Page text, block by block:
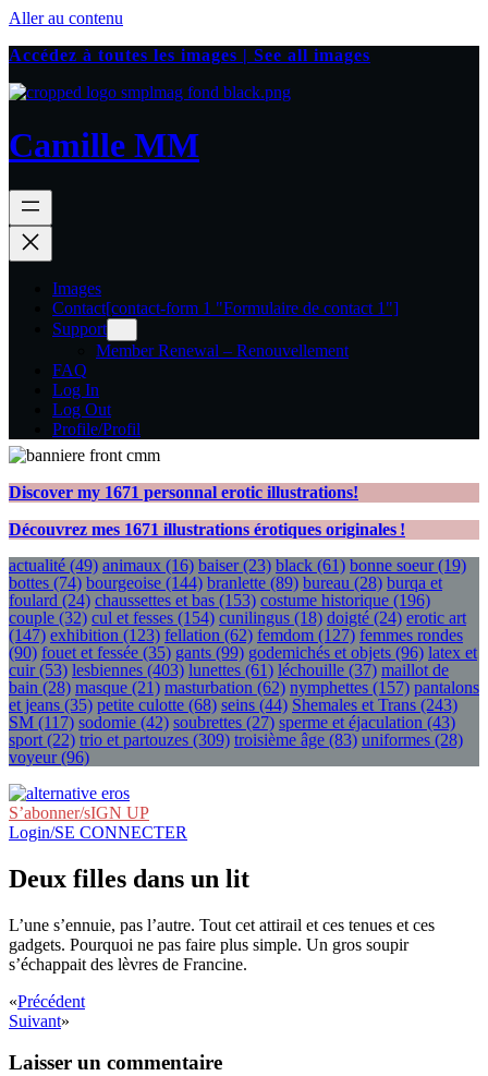
Aller au contenu
Accédez à toutes les images | See all images
Camille MM
Images
Contact[contact-form 1 "Formulaire de contact 1"]
Support
Member Renewal – Renouvellement
FAQ
Log In
Log Out
Profile/Profil
Discover my 1671 personnal erotic illustrations!
Découvrez mes 1671 illustrations érotiques originales !
actualité (49) animaux (16) baiser(23) black (61) bonne soeur(19)
bottes (74) bourgeoise (144) branlette (89) bureau (28) burqa et
foulard (24) chaussettes et bas (153) costume historique (196)
couple (32) cul et fesses (154) cunilingus (18) doigté (24) erotic art
(147) exhibition (123) fellation (62) femdom (127) femmes rondes
(90) fouet et fessée (35) gants (99) godemichés et objets (96) latex et
cuir(53) lesbiennes (403) lunettes (61) léchouille (37) maillot de
bain (28) masque (21) masturbation (62) nymphettes (157) pantalons
et jeans (35) petite culotte (68) seins (44) Shemales et Trans (243)
SM (117) sodomie (42) soubrettes (27) sperme et éjaculation (43)
sport (22) trio et partouzes (309) troisième âge (83) uniformes (28)
voyeur(96)
S’abonner/sIGN UP
Login/SE CONNECTER
Deux filles dans un lit
L’une s’ennuie, pas l’autre. Tout cet attirail et ces tenues et ces
gadgets. Pourquoi ne pas faire plus simple. Un gros soupir
s’échappait des lèvres de Francine.
«Précédent
Suivant»
Laisser un commentaire